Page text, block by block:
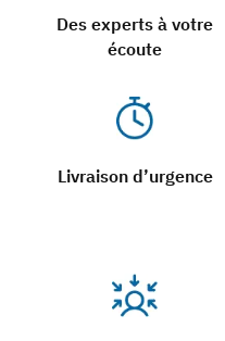
Des experts à votre
écoute
Livraison d’urgence